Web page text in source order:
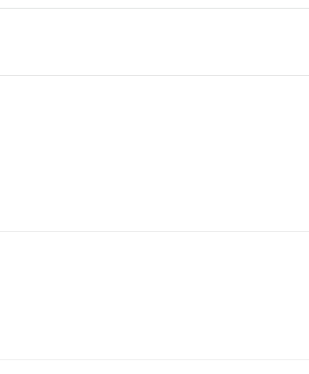
مبتنی‌بر قراردادهای هوشمند کاردانو، می‌توانند نقش مهمی در تعیین
تراکنش‌ها استفاده می‌کند.